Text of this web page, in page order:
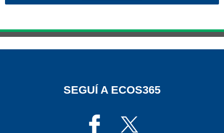
SEGUÍ A ECOS365